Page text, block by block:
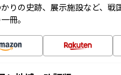
りの史跡、展示施設など、
冊。